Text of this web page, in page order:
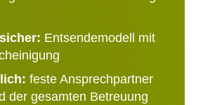
Entsendemodell mit
feste Ansprechpartner
der gesamten Betreuung